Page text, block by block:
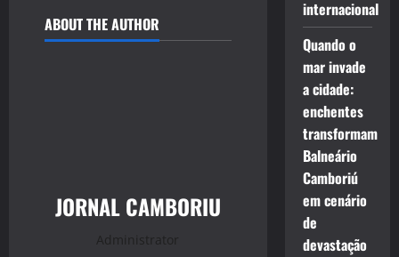
ABOUT THE AUTHOR
JORNAL CAMBORIU
Administrator
internacional
Quando o
mar invade
a cidade:
enchentes
transformam
Balneário
Camboriú
em cenário
de
devastação